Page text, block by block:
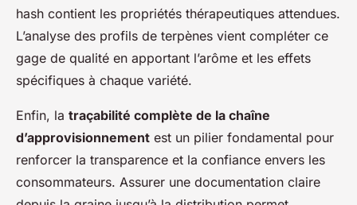
hash contient les propriétés thérapeutiques attendues.
L’analyse des profils de terpènes vient compléter ce
gage de qualité en apportant l’arôme et les effets
spécifiques à chaque variété.
Enfin, la traçabilité complète de la chaîne
d’approvisionnement est un pilier fondamental pour
renforcer la transparence et la confiance envers les
consommateurs. Assurer une documentation claire